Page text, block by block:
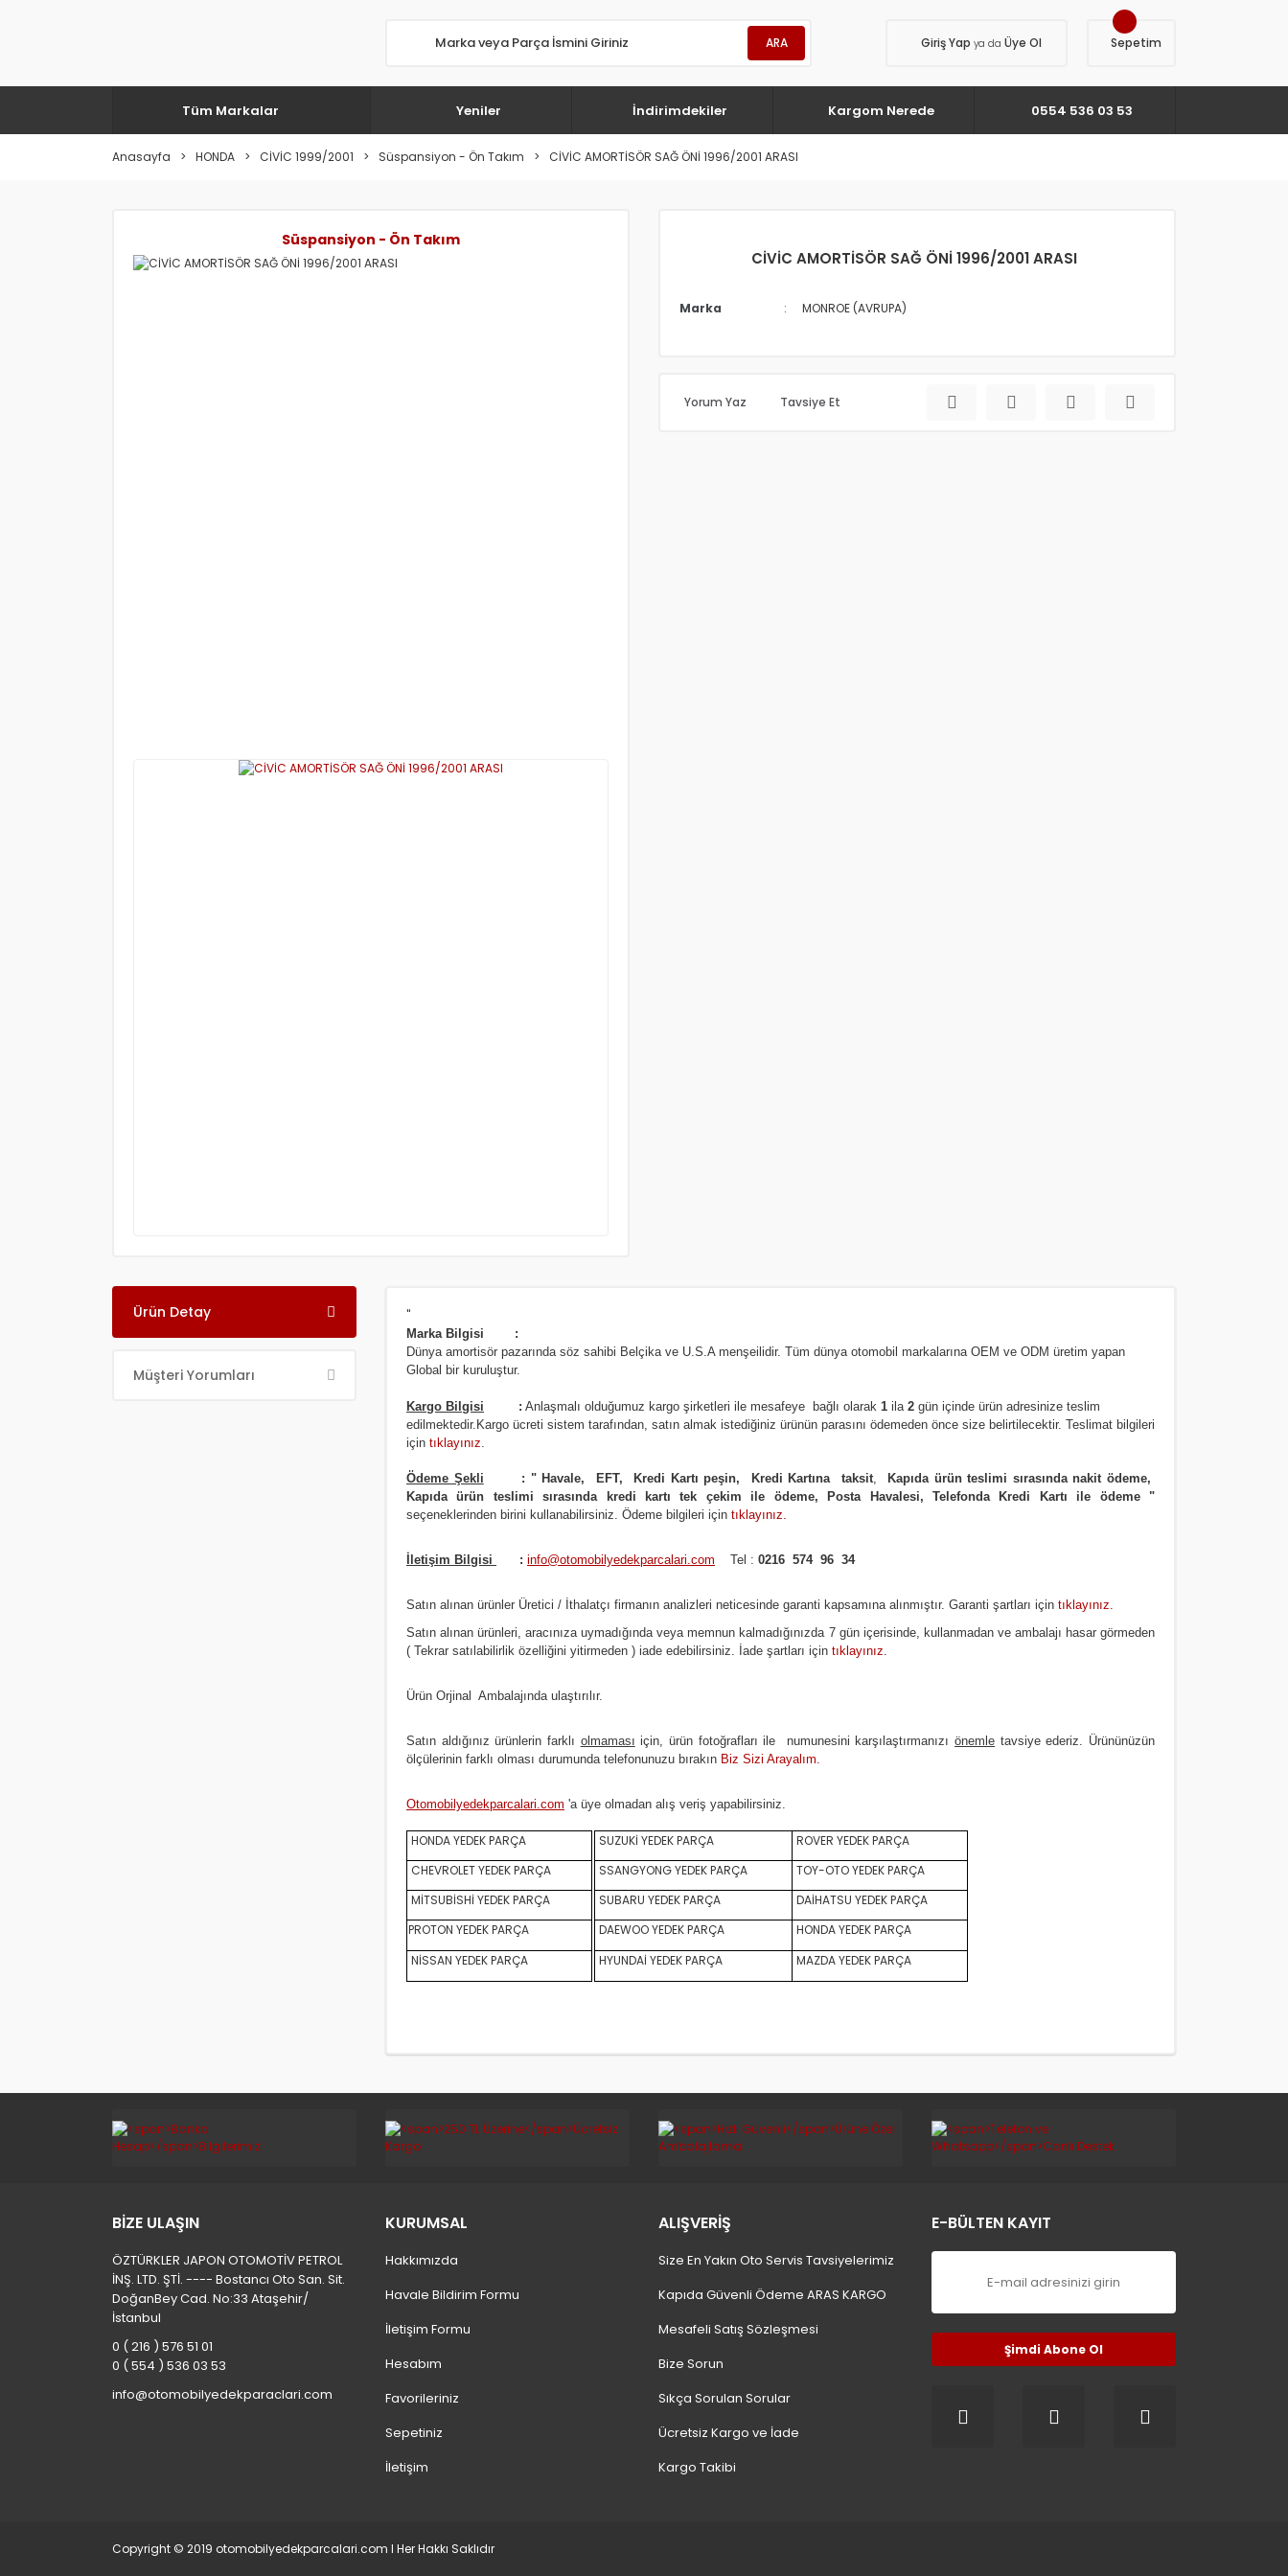
ARA Giriş Yap ya da Üye Ol Sepetim
Tüm Markalar Yeniler İndirimdekiler Kargom Nerede 0554 536 03 53
Anasayfa HONDA CİVİC 1999/2001 Süspansiyon - Ön Takım CİVİC AMORTİSÖR SAĞ ÖNİ 1996/2001 ARASI
Süspansiyon - Ön Takım
CİVİC AMORTİSÖR SAĞ ÖNİ 1996/2001 ARASI
Marka MONROE (AVRUPA)
Yorum Yaz Tavsiye Et
Ürün Detay
Müşteri Yorumları
"
Marka Bilgisi :
Dünya amortisör pazarında söz sahibi Belçika ve U.S.A menşeilidir. Tüm dünya otomobil markalarına OEM ve ODM üretim yapan
Global bir kuruluştur.
Kargo Bilgisi : Anlaşmalı olduğumuz kargo şirketleri ile mesafeye bağlı olarak 1 ila 2 gün içinde ürün adresinize teslim
edilmektedir. Kargo ücreti sistem tarafından, satın almak istediğiniz ürünün parasını ödemeden önce size belirtilecektir. Teslimat bilgileri
için tıklayınız.
Ödeme Şekli : " Havale, EFT, Kredi Kartı peşin, Kredi Kartına taksit,
Kapıda ürün teslimi sırasında nakit ödeme,
Kapıda ürün teslimi sırasında kredi kartı tek çekim ile ödeme, Posta Havalesi, Telefonda Kredi Kartı ile ödeme "
seçeneklerinden birini kullanabilirsiniz. Ödeme bilgileri için tıklayınız.
İletişim Bilgisi : info@otomobilyedekparcalari.com Tel : 0216 574 96 34
Satın alınan ürünler Üretici / İthalatçı firmanın analizleri neticesinde garanti kapsamına alınmıştır. Garanti şartları için tıklayınız.
Satın alınan ürünleri, aracınıza uymadığında veya memnun kalmadığınızda 7 gün içerisinde, kullanmadan ve ambalajı hasar görmeden
( Tekrar satılabilirlik özelliğini yitirmeden ) iade edebilirsiniz. İade şartları için tıklayınız.
Ürün Orjinal Ambalajında ulaştırılır.
Satın aldığınız ürünlerin farklı olmaması için, ürün fotoğrafları ile numunesini karşılaştırmanızıönemle tavsiye ederiz. Ürününüzün
ölçülerinin farklı olması durumunda telefonunuzu bırakın Biz Sizi Arayalım.
Otomobilyedekparcalari.com 'a üye olmadan alış veriş yapabilirsiniz.
HONDA YEDEK PARÇA SUZUKİ YEDEK PARÇA
ROVER YEDEK PARÇA
CHEVROLET YEDEK PARÇA
SSANGYONG YEDEK PARÇA
TOY-OTO YEDEK PARÇA
MİTSUBİSHİ YEDEK PARÇA
SUBARU YEDEK PARÇA
DAİHATSU YEDEK PARÇA
PROTON YEDEK PARÇA
DAEWOO YEDEK PARÇA
HONDA YEDEK PARÇA
NİSSAN YEDEK PARÇA
HYUNDAİ YEDEK PARÇA MAZDA YEDEK PARÇA
BİZE ULAŞIN
ÖZTÜRKLER JAPON OTOMOTİV PETROL
İNŞ. LTD. ŞTİ. ---- Bostancı Oto San. Sit.
DoğanBey Cad. No:33 Ataşehir/
İstanbul
0 ( 216 ) 576 51 01
0 ( 554 ) 536 03 53
info@otomobilyedekparaclari.com
KURUMSAL
Hakkımızda
Havale Bildirim Formu
İletişim Formu
Hesabım
Favorileriniz
Sepetiniz
İletişim
ALIŞVERİŞ
Size En Yakın Oto Servis Tavsiyelerimiz
Kapıda Güvenli Ödeme ARAS KARGO
Mesafeli Satış Sözleşmesi
Bize Sorun
Sıkça Sorulan Sorular
Ücretsiz Kargo ve İade
Kargo Takibi
E-BÜLTEN KAYIT
Şimdi Abone Ol
Copyright © 2019 otomobilyedekparcalari.com l Her Hakkı Saklıdır